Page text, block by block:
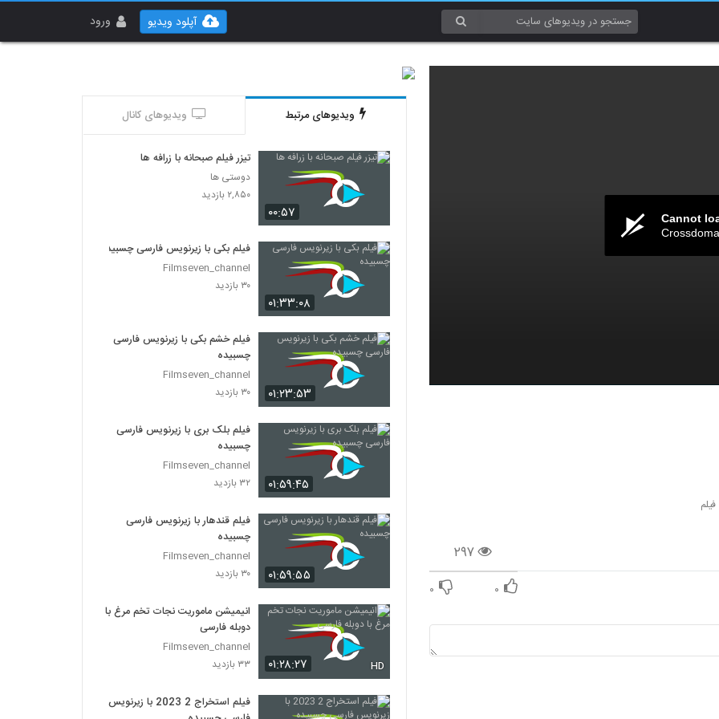
ورود آپلود ویدیو
Cannot
فیلم
۲۹۷
۰ ۰
ویدیوهای مرتبط ویدیوهای کانال
۰۰:۵۷
تیزر فیلم صبحانه با زرافه ها
دوستی ها
۲,۸۵۰ بازدید
۰۱:۳۳:۰۸
فیلم بکی با زیرنویس فارسی چسبیده
Filmseven_channel
۳۰ بازدید
۰۱:۲۳:۵۳
فیلم خشم بکی با زیرنویس فارسی
چسبیده
Filmseven_channel
۳۰ بازدید
۰۱:۵۹:۴۵
فیلم بلک بری با زیرنویس فارسی
چسبیده
Filmseven_channel
۳۲ بازدید
۰۱:۵۹:۵۵
فیلم قندهار با زیرنویس فارسی
چسبیده
Filmseven_channel
۳۰ بازدید
۰۱:۲۸:۲۷ HD
انیمیشن ماموریت نجات تخم مرغ با
دوبله فارسی
Filmseven_channel
۳۳ بازدید
فیلم استخراج 2 2023 با زیرنویس